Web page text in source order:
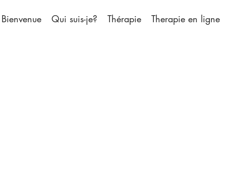
Bienvenue Qui suis-je? Thérapie Therapie en ligne